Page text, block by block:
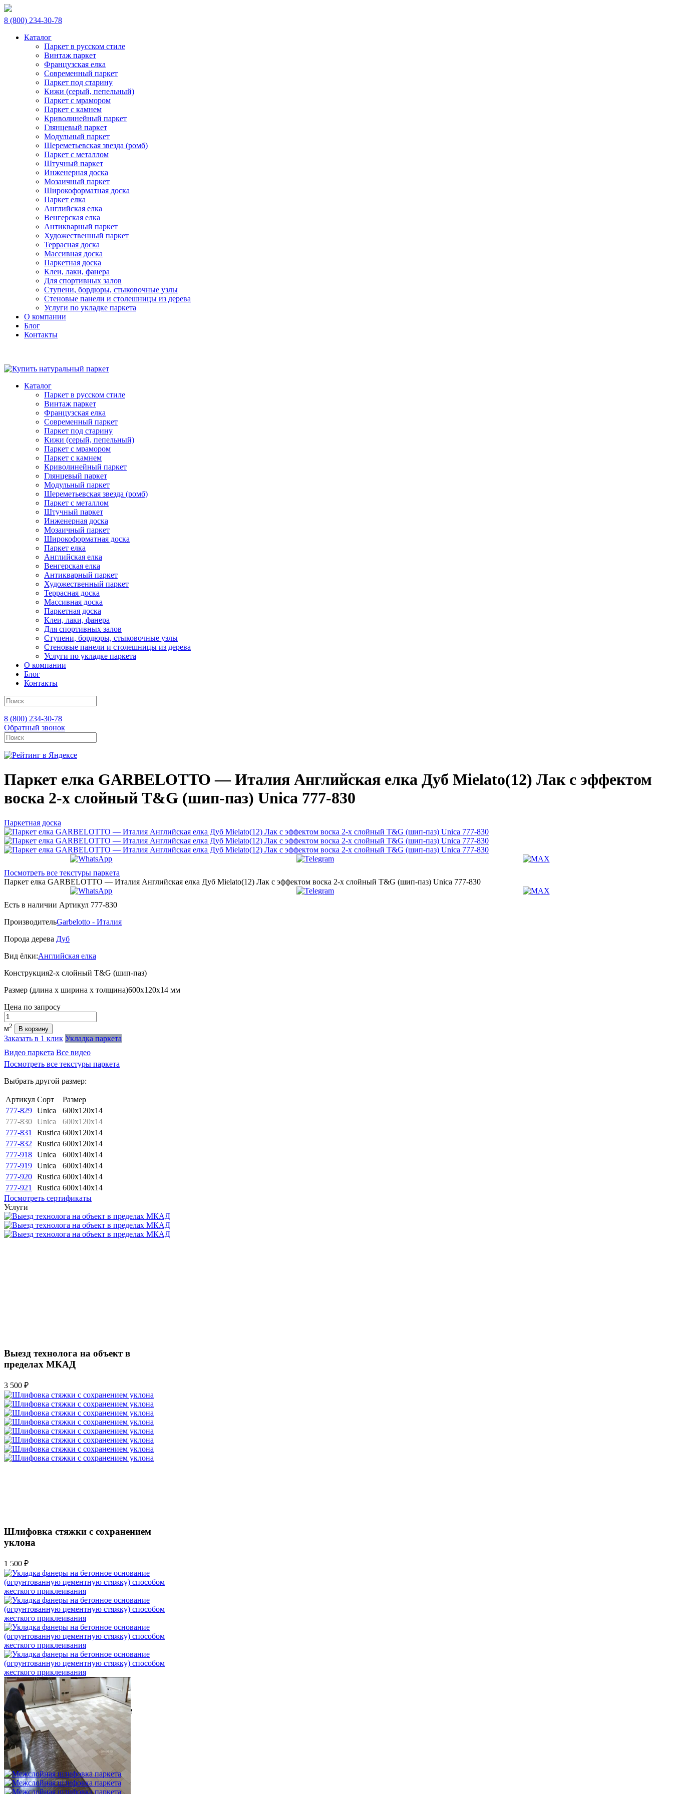
8 (800) 234-30-78
Каталог
Паркет в русском стиле
Винтаж паркет
Французская елка
Современный паркет
Паркет под старину
Кижи (серый, пепельный)
Паркет с мрамором
Паркет с камнем
Криволинейный паркет
Глянцевый паркет
Модульный паркет
Шереметьевская звезда (ромб)
Паркет с металлом
Штучный паркет
Инженерная доска
Мозаичный паркет
Широкоформатная доска
Паркет елка
Английская елка
Венгерская елка
Антикварный паркет
Художественный паркет
Террасная доска
Массивная доска
Паркетная доска
Клеи, лаки, фанера
Для спортивных залов
Ступени, бордюры, стыковочные узлы
Стеновые панели и столешницы из дерева
Услуги по укладке паркета
О компании
Блог
Контакты
Каталог
Паркет в русском стиле
Винтаж паркет
Французская елка
Современный паркет
Паркет под старину
Кижи (серый, пепельный)
Паркет с мрамором
Паркет с камнем
Криволинейный паркет
Глянцевый паркет
Модульный паркет
Шереметьевская звезда (ромб)
Паркет с металлом
Штучный паркет
Инженерная доска
Мозаичный паркет
Широкоформатная доска
Паркет елка
Английская елка
Венгерская елка
Антикварный паркет
Художественный паркет
Террасная доска
Массивная доска
Паркетная доска
Клеи, лаки, фанера
Для спортивных залов
Ступени, бордюры, стыковочные узлы
Стеновые панели и столешницы из дерева
Услуги по укладке паркета
О компании
Блог
Контакты
8 (800) 234-30-78
Обратный звонок
Паркет елка GARBELOTTO — Италия Английская елка Дуб Mielato(12) Лак с эффектом
воска 2-х слойный T&G (шип-паз) Unica 777-830
Паркетная доска
Посмотреть все текстуры паркета
Паркет елка GARBELOTTO — Италия Английская елка Дуб Mielato(12) Лак с эффектом воска 2-х слойный T&G (шип-паз) Unica 777-830
Есть в наличии Артикул 777-830
ПроизводительGarbelotto - Италия
Порода дерева Дуб
Вид ёлки:Английская елка
Конструкция2-х слойный T&G (шип-паз)
Размер (длина х ширина х толщина)600х120х14 мм
Цена по запросу
Количество
м2 В корзину
Заказать в 1 клик Укладка паркета
Видео паркета Все видео
Посмотреть все текстуры паркета
Выбрать другой размер:
Артикул Сорт
Размер
777-829 Unica
600x120x14
777-830 Unica
600x120x14
777-831
Rustica 600x120x14
777-832
Rustica 600x120x14
777-918 Unica
600x140x14
777-919 Unica
600x140x14
777-920 Rustica 600x140x14
777-921
Rustica 600x140x14
Посмотреть сертификаты
Услуги
Выезд технолога на объект в
пределах МКАД
3 500 ₽
Шлифовка стяжки с сохранением
уклона
1 500 ₽
Укладка фанеры на бетонное
основание (огрунтованную
цементную стяжку) способом
жесткого приклеивания
750 ₽